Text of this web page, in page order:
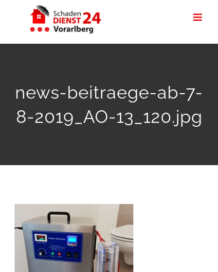
news-beitraege-ab-7-
8-2019_AO-13_120.jpg